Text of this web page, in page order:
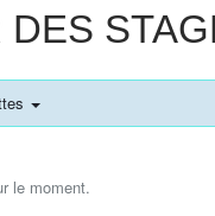
le moment.